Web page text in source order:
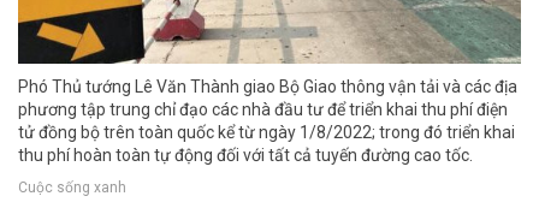
Phó Thủ tướng Lê Văn Thành giao Bộ Giao thông vận tải và các địa
phương tập trung chỉ đạo các nhà đầu tư để triển khai thu phí điện
tử đồng bộ trên toàn quốc kể từ ngày 1/8/2022; trong đó triển khai
thu phí hoàn toàn tự động đối với tất cả tuyến đường cao tốc.
Cuộc sống xanh